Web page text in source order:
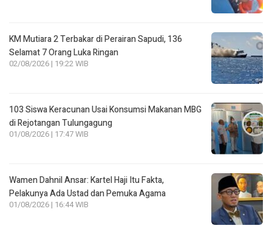
KM Mutiara 2 Terbakar di Perairan Sapudi, 136
Selamat 7 Orang Luka Ringan
02/08/2026 | 19:22 WIB
103 Siswa Keracunan Usai Konsumsi Makanan MBG
di Rejotangan Tulungagung
01/08/2026 | 17:47 WIB
Wamen Dahnil Ansar: Kartel Haji Itu Fakta,
Pelakunya Ada Ustad dan Pemuka Agama
01/08/2026 | 16:44 WIB